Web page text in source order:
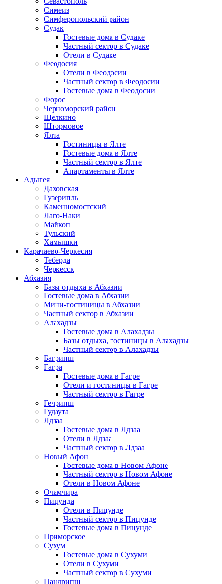
Симеиз
Симферопольский район
Судак
Гостевые дома в Судаке
Частный сектор в Судаке
Отели в Судаке
Феодосия
Отели в Феодосии
Частный сектор в Феодосии
Гостевые дома в Феодосии
Форос
Черноморский район
Щелкино
Штормовое
Ялта
Гостиницы в Ялте
Гостевые дома в Ялте
Частный сектор в Ялте
Апартаменты в Ялте
Адыгея
Даховская
Гузерипль
Каменномостский
Лаго-Наки
Майкоп
Тульский
Хамышки
Карачаево-Черкесия
Теберда
Черкесск
Абхазия
Базы отдыха в Абхазии
Гостевые дома в Абхазии
Мини-гостиницы в Абхазии
Частный сектор в Абхазии
Алахадзы
Гостевые дома в Алахадзы
Базы отдыха, гостиницы в Алахадзы
Частный сектор в Алахадзы
Багрипш
Гагра
Гостевые дома в Гагре
Отели и гостиницы в Гагре
Частный сектор в Гагре
Гечрипш
Гудаута
Лдзаа
Гостевые дома в Лдзаа
Отели в Лдзаа
Частный сектор в Лдзаа
Новый Афон
Гостевые дома в Новом Афоне
Частный сектор в Новом Афоне
Отели в Новом Афоне
Очамчира
Пицунда
Отели в Пицунде
Частный сектор в Пицунде
Гостевые дома в Пицунде
Приморское
Сухум
Гостевые дома в Сухуми
Отели в Сухуми
Частный сектор в Сухуми
Цандрипш